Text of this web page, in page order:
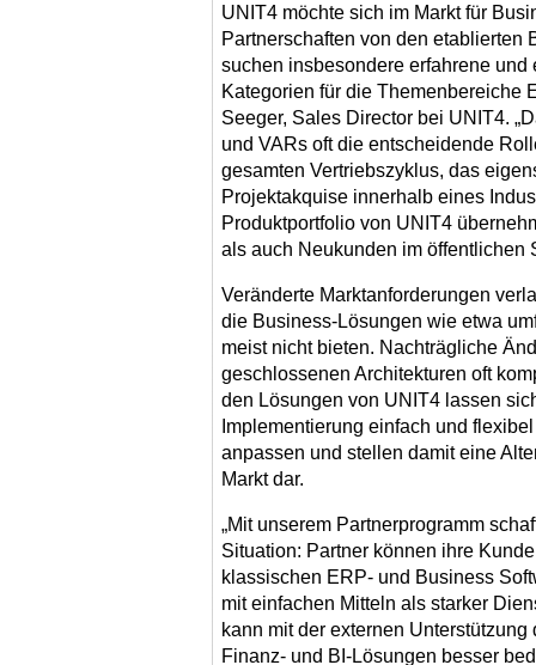
UNIT4 möchte sich im Markt für
Partnerschaften von den etablierten
suchen insbesondere erfahrene
Kategorien für die Themenbereiche
Seeger, Sales Director bei UNIT4.
und VARs oft die entscheidende
gesamten Vertriebszyklus, das
Projektakquise innerhalb eines
Produktportfolio von UNIT4
als auch Neukunden im öffentlichen
Veränderte Marktanforderungen
die Business-Lösungen wie etwa
meist nicht bieten. Nachträgliche
geschlossenen Architekturen oft
den Lösungen von UNIT4 lassen
Implementierung einfach und
anpassen und stellen damit eine
Markt dar.
„Mit unserem Partnerprogramm
Situation: Partner können ihre
klassischen ERP- und Business
mit einfachen Mitteln als starker
kann mit der externen
Finanz- und BI-Lösungen besser